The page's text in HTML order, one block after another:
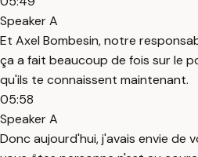
Speaker A
Et Axel Bombesin, notre
ça a fait beaucoup de fois sur le
qu'ils te connaissent maintenant.
05:58
Speaker A
Donc aujourd'hui, j'avais envie de